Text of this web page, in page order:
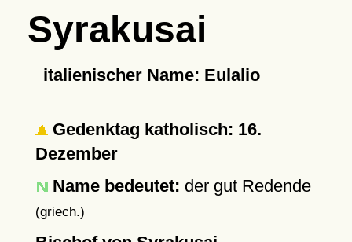
Syrakusai
italienischer Name: Eulalio
Gedenktag katholisch: 16.
Dezember
Name bedeutet: der gut Redende
(griech.)